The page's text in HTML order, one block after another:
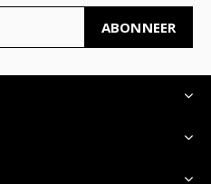
ABONNEER